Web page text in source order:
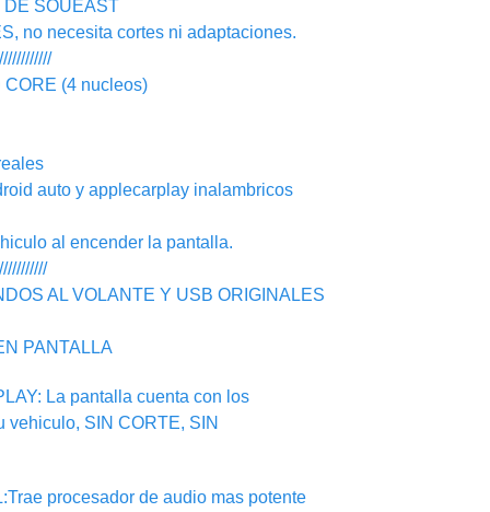
DE SOUEAST
no necesita cortes ni adaptaciones.
CORE (4 nucleos)
auto y applecarplay inalambricos
al encender la pantalla.
AL VOLANTE Y USB ORIGINALES
PANTALLA
La pantalla cuenta con los
vehiculo, SIN CORTE, SIN
procesador de audio mas potente